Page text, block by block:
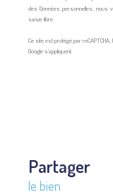
des Données personnelles, nous
saisie libre.
Ce site est protégé par reCAPTCHA,
Google s'appliquent.
partager
le bien